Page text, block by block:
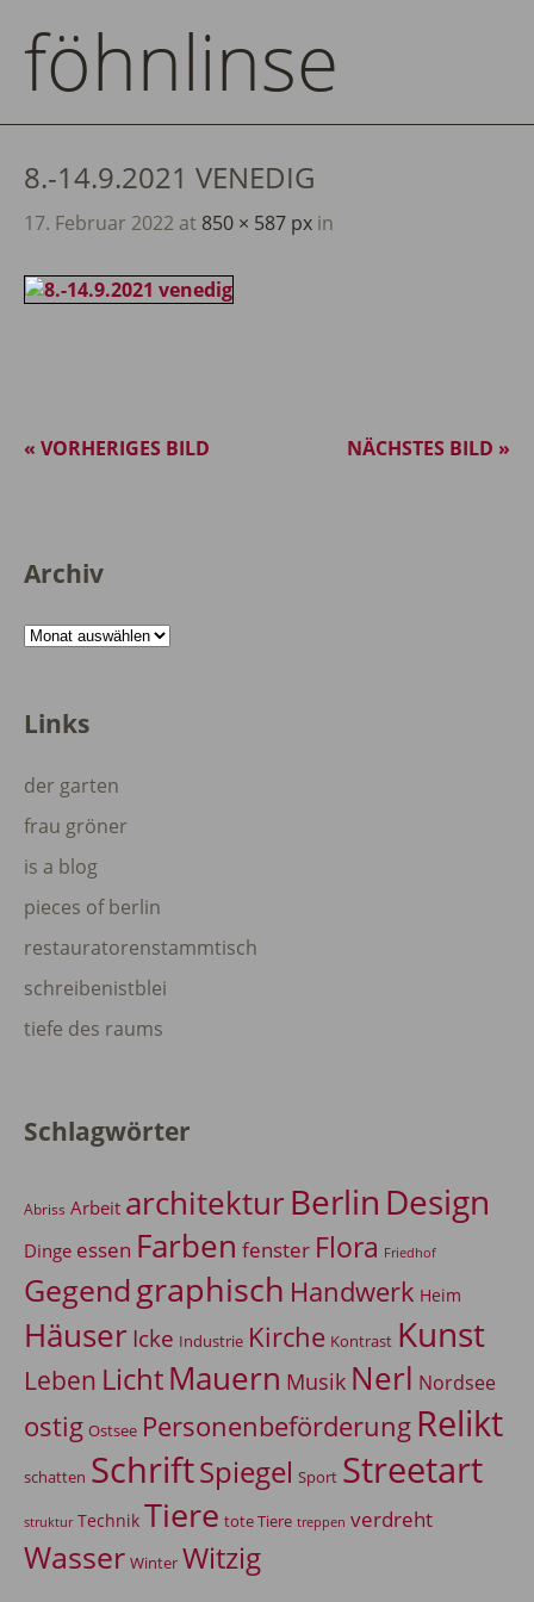
föhnlinse
8.-14.9.2021 VENEDIG
17. Februar 2022 at 850 × 587 px in
« VORHERIGES BILD NÄCHSTES BILD »
Archiv
Archiv
Links
der garten
frau gröner
is a blog
pieces of berlin
restauratorenstammtisch
schreibenistblei
tiefe des raums
Schlagwörter
Abriss Arbeit architekturBerlin Design
Dinge essen Farben fenster Flora Friedhof
Gegendgraphisch Handwerk Heim
Häuser Icke Industrie Kirche Kontrast Kunst
Leben LichtMauern Musik Nerl Nordsee
ostig Ostsee Personenbeförderung Relikt
schatten SchriftSpiegel Sport Streetart
struktur Technik Tiere tote Tiere treppen verdreht
Wasser Winter Witzig